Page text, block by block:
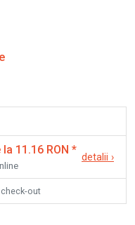
11.16 RON *
detalii ›
out